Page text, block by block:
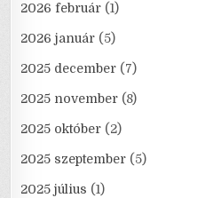
2026 február (1)
2026 január (5)
2025 december (7)
2025 november (8)
2025 október (2)
2025 szeptember (5)
2025 július (1)